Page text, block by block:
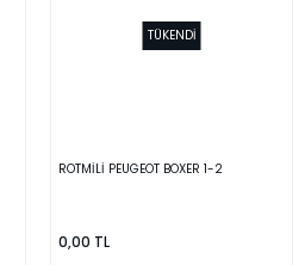
TÜKENDİ
ROTMİLİ PEUGEOT BOXER 1-2
0,00 TL